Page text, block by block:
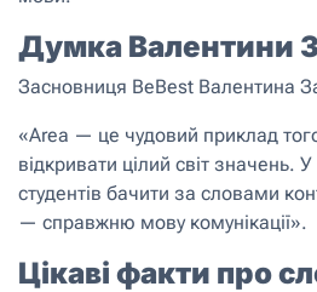
Думка Валентини
Засновниця BeBest Валентина
«Area — це чудовий приклад
відкривати цілий світ значень.
студентів бачити за словами
— справжню мову комунікації».
Цікаві факти про